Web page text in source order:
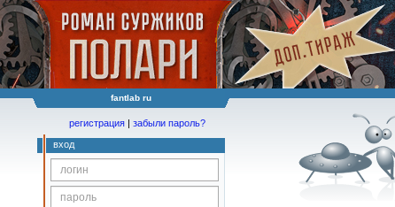
fantlab ru
регистрация | забыли пароль?
вход